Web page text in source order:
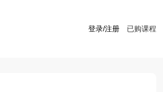
登录/注册 已购课程